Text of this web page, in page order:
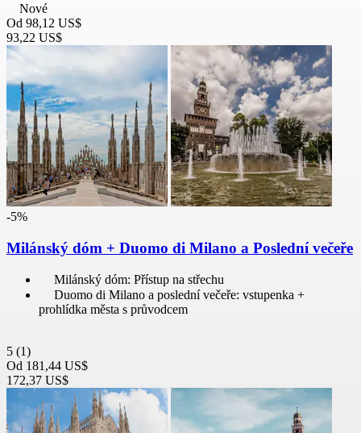
Nové
Od 98,12 US$
93,22 US$
-5%
Milánský dóm + Duomo di Milano a Poslední večeře
Milánský dóm: Přístup na střechu
Duomo di Milano a poslední večeře: vstupenka +
prohlídka města s průvodcem
5 (1)
Od 181,44 US$
172,37 US$